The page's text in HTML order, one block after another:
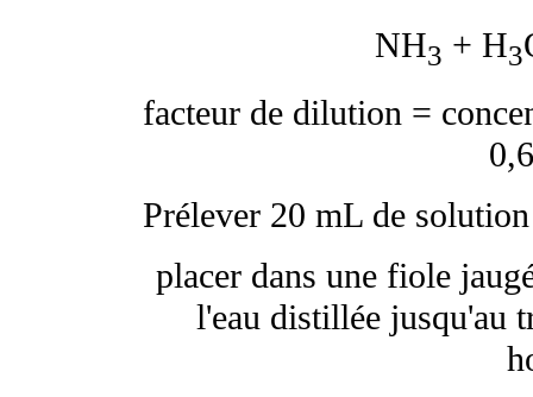
NH3 + H3
facteur de dilution =
Prélever 20 mL de
placer dans une fiole
l'eau distillée jusqu'au